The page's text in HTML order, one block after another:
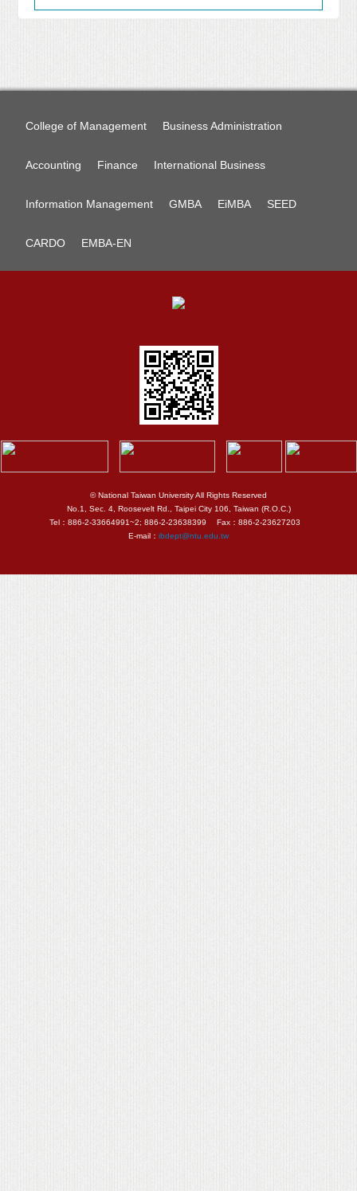
College of Management Business Administration
Accounting Finance International Business
Information Management GMBA EiMBA SEED
CARDO EMBA-EN
© National Taiwan University All Rights Reserved
No.1, Sec. 4, Roosevelt Rd., Taipei City 106, Taiwan (R.O.C.)
Tel：886-2-33664991~2; 886-2-23638399 Fax：886-2-23627203
E-mail： ibdept@ntu.edu.tw